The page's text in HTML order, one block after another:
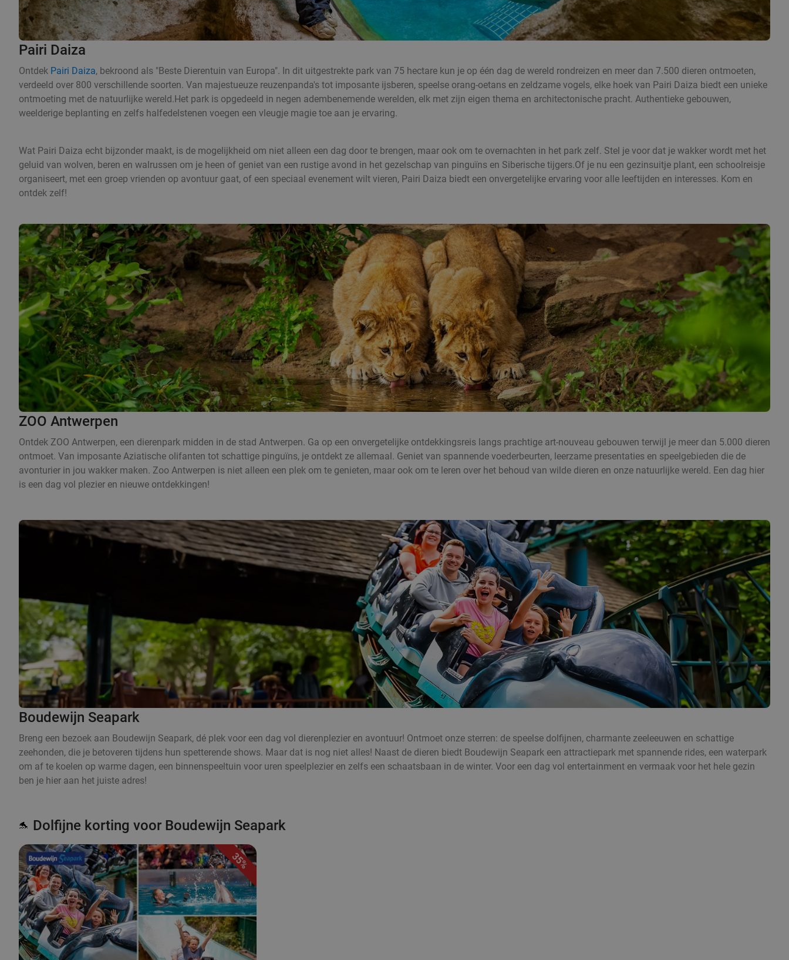
Pairi Daiza
Ontdek Pairi Daiza, bekroond als "Beste Dierentuin van Europa". In dit uitgestrekte park van 75 hectare kun je op één dag de wereld rondreizen en meer dan 7.500 dieren ontmoeten,
verdeeld over 800 verschillende soorten. Van majestueuze reuzenpanda's tot imposante ijsberen, speelse orang-oetans en zeldzame vogels, elke hoek van Pairi Daiza biedt een unieke
ontmoeting met de natuurlijke wereld.Het park is opgedeeld in negen adembenemende werelden, elk met zijn eigen thema en architectonische pracht. Authentieke gebouwen,
weelderige beplanting en zelfs halfedelstenen voegen een vleugje magie toe aan je ervaring.
Wat Pairi Daiza echt bijzonder maakt, is de mogelijkheid om niet alleen een dag door te brengen, maar ook om te overnachten in het park zelf. Stel je voor dat je wakker wordt met het
geluid van wolven, beren en walrussen om je heen of geniet van een rustige avond in het gezelschap van pinguïns en Siberische tijgers.Of je nu een gezinsuitje plant, een schoolreisje
organiseert, met een groep vrienden op avontuur gaat, of een speciaal evenement wilt vieren, Pairi Daiza biedt een onvergetelijke ervaring voor alle leeftijden en interesses. Kom en
ontdek zelf!
ZOO Antwerpen
Ontdek ZOO Antwerpen, een dierenpark midden in de stad Antwerpen. Ga op een onvergetelijke ontdekkingsreis langs prachtige art-nouveau gebouwen terwijl je meer dan 5.000 dieren
ontmoet. Van imposante Aziatische olifanten tot schattige pinguïns, je ontdekt ze allemaal. Geniet van spannende voederbeurten, leerzame presentaties en speelgebieden die de
avonturier in jou wakker maken. Zoo Antwerpen is niet alleen een plek om te genieten, maar ook om te leren over het behoud van wilde dieren en onze natuurlijke wereld. Een dag hier
is een dag vol plezier en nieuwe ontdekkingen!
Boudewijn Seapark
Breng een bezoek aan Boudewijn Seapark, dé plek voor een dag vol dierenplezier en avontuur! Ontmoet onze sterren: de speelse dolfijnen, charmante zeeleeuwen en schattige
zeehonden, die je betoveren tijdens hun spetterende shows. Maar dat is nog niet alles! Naast de dieren biedt Boudewijn Seapark een attractiepark met spannende rides, een waterpark
om af te koelen op warme dagen, een binnenspeeltuin voor uren speelplezier en zelfs een schaatsbaan in de winter. Voor een dag vol entertainment en vermaak voor het hele gezin
ben je hier aan het juiste adres!
🐬 Dolfijne korting voor Boudewijn Seapark
35%